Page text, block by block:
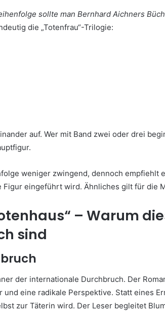
sollte man Bernhard Aichners
die „Totenfrau“-Trilogie:
auf. Wer mit Band zwei oder drei
weniger zwingend, dennoch empfiehlt
Figur eingeführt wird. Ähnliches gilt für die
– Warum
sind
der internationale Durchbruch. Der
eine radikale Perspektive. Statt eines
zur Täterin wird. Der Leser begleitet